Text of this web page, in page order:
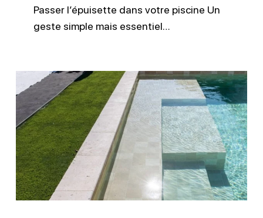
Passer l’épuisette dans votre piscine Un
geste simple mais essentiel…
Entretien
liner
piscine